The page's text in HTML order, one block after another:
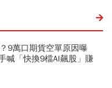
9萬口期貨空單原因曝
喊「快換9檔AI飆股」賺